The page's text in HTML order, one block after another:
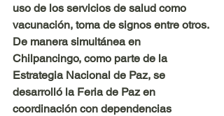
uso de los servicios de salud como
vacunación, toma de signos entre otros.
De manera simultánea en
Chilpancingo, como parte de la
Estrategia Nacional de Paz, se
desarrolló la Feria de Paz en
coordinación con dependencias